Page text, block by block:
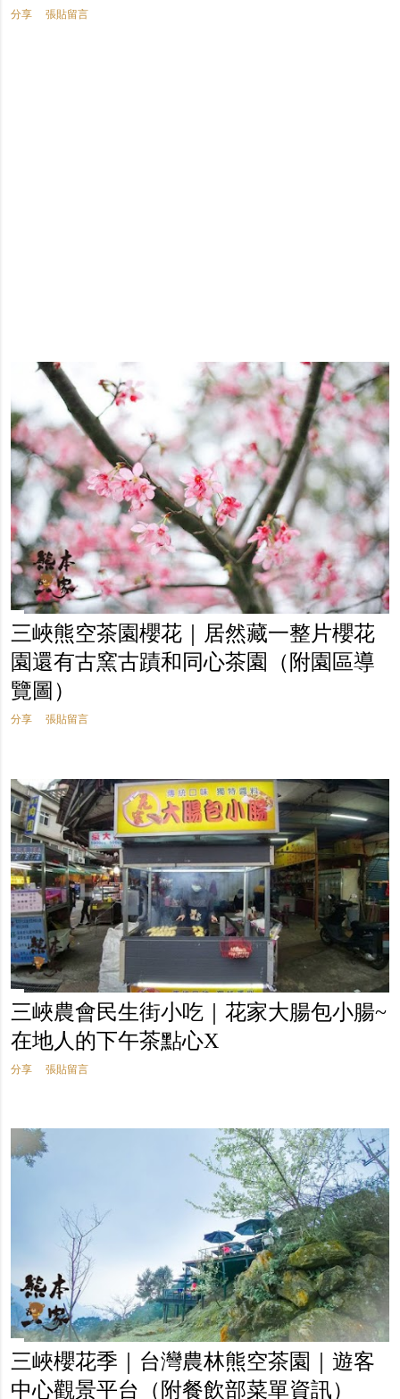
分享 張貼留言
三峽熊空茶園櫻花｜居然藏一整片櫻花
園還有古窯古蹟和同心茶園（附園區導
覽圖）
分享 張貼留言
三峽農會民生街小吃｜花家大腸包小腸~
在地人的下午茶點心X
分享 張貼留言
三峽櫻花季｜台灣農林熊空茶園｜遊客
中心觀景平台（附餐飲部菜單資訊）